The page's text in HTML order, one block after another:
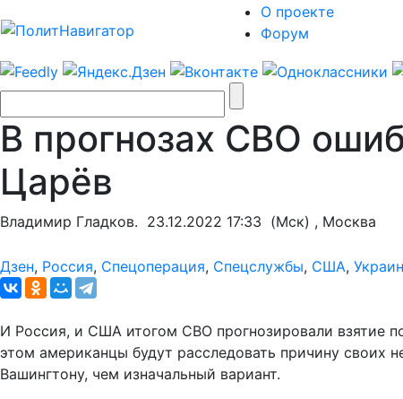
О проекте
Форум
В прогнозах СВО
Царёв
Владимир Гладков. 23.12.2022 17:33 (Мск) , Москва
Дзен, Россия, Спецоперация, Спецслужбы, США,
И Россия, и США итогом СВО прогнозировали взятие
этом американцы будут расследовать причину своих
Вашингтону, чем изначальный вариант.